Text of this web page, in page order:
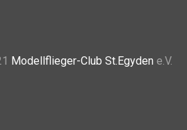
Modellflieger-Club St.Egyden e.V.